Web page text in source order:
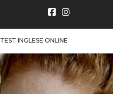
TEST INGLESE ONLINE